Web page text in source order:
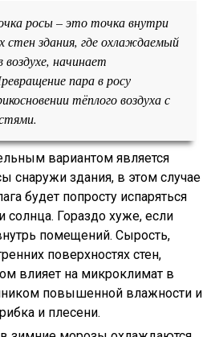
росы – это точка внутри
стен здания, где охлаждаемый
начинает
пара в росу
тёплого воздуха с
вариантом является
снаружи здания, в этом случае
будет попросту испаряться
солнца. Гораздо хуже, если
помещений. Сырость,
поверхностях стен,
влияет на микроклимат в
повышенной влажности и
и плесени.